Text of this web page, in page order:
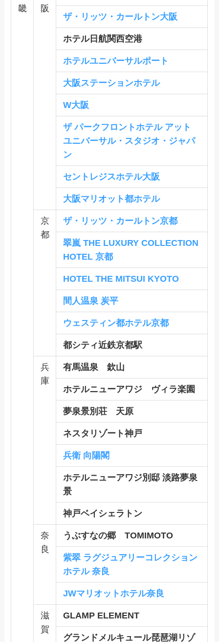
畿
阪
ザ・リッツ・カールトン大阪
ホテル日航関西空港
ホテルユニバーサルポート
大阪ステーションホテル
W大阪
ザ パークフロントホテル アット
ユニバーサル・スタジオ・ジャパ
ン
セントレジスホテル大阪
大阪マリオット都ホテル
京
都
ザ・リッツ・カールトン京都
翠嵐 THE LUXURY COLLECTION
HOTEL 京都
HOTEL THE MITSUI KYOTO
間人温泉 炭平
ウェスティン都ホテル京都
都シティ近鉄京都駅
兵
庫
有馬温泉 欽山
ホテルニューアワジ ヴィラ楽園
夢泉景別荘 天原
ネスタリゾート神戸
兵衛 向陽閣
ホテルニューアワジ別邸 淡路夢泉
景
神戸ベイシェラトン
奈
良
うぶすなの郷 TOMIMOTO
紫翠 ラグジュアリーコレクション
ホテル 奈良
JWマリオットホテル奈良
滋
賀
GLAMP ELEMENT
グランドメルキュール琵琶湖リゾ